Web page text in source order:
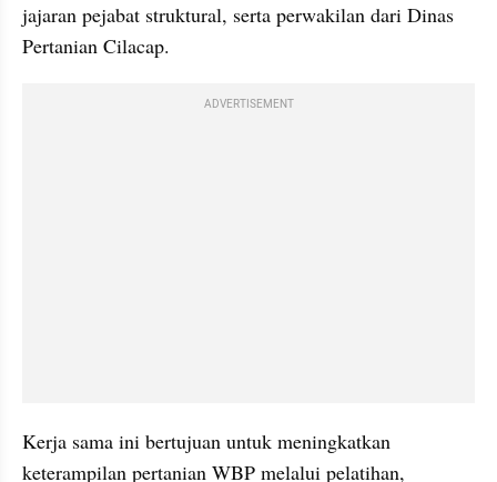
jajaran pejabat struktural, serta perwakilan dari Dinas
Pertanian Cilacap.
ADVERTISEMENT
Kerja sama ini bertujuan untuk meningkatkan
keterampilan pertanian WBP melalui pelatihan,